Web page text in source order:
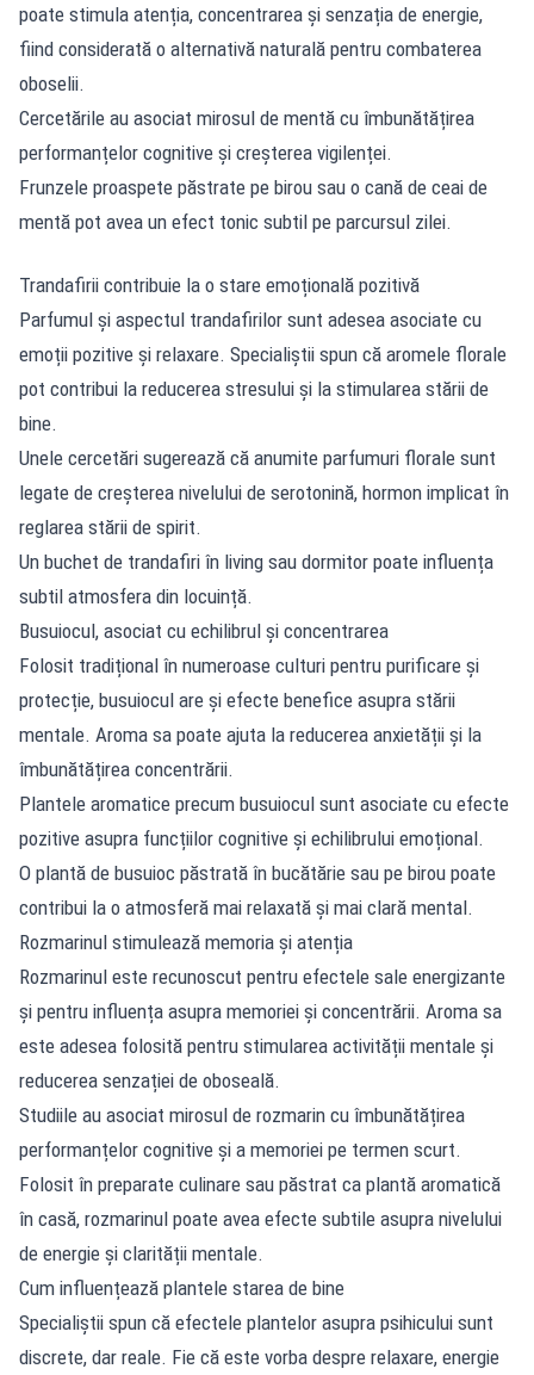
poate stimula atenția, concentrarea și senzația de energie,
fiind considerată o alternativă naturală pentru combaterea
oboselii.
Cercetările au asociat mirosul de mentă cu îmbunătățirea
performanțelor cognitive și creșterea vigilenței.
Frunzele proaspete păstrate pe birou sau o cană de ceai de
mentă pot avea un efect tonic subtil pe parcursul zilei.
Trandafirii contribuie la o stare emoțională pozitivă
Parfumul și aspectul trandafirilor sunt adesea asociate cu
emoții pozitive și relaxare. Specialiștii spun că aromele florale
pot contribui la reducerea stresului și la stimularea stării de
bine.
Unele cercetări sugerează că anumite parfumuri florale sunt
legate de creșterea nivelului de serotonină, hormon implicat în
reglarea stării de spirit.
Un buchet de trandafiri în living sau dormitor poate influența
subtil atmosfera din locuință.
Busuiocul, asociat cu echilibrul și concentrarea
Folosit tradițional în numeroase culturi pentru purificare și
protecție, busuiocul are și efecte benefice asupra stării
mentale. Aroma sa poate ajuta la reducerea anxietății și la
îmbunătățirea concentrării.
Plantele aromatice precum busuiocul sunt asociate cu efecte
pozitive asupra funcțiilor cognitive și echilibrului emoțional.
O plantă de busuioc păstrată în bucătărie sau pe birou poate
contribui la o atmosferă mai relaxată și mai clară mental.
Rozmarinul stimulează memoria și atenția
Rozmarinul este recunoscut pentru efectele sale energizante
și pentru influența asupra memoriei și concentrării. Aroma sa
este adesea folosită pentru stimularea activității mentale și
reducerea senzației de oboseală.
Studiile au asociat mirosul de rozmarin cu îmbunătățirea
performanțelor cognitive și a memoriei pe termen scurt.
Folosit în preparate culinare sau păstrat ca plantă aromatică
în casă, rozmarinul poate avea efecte subtile asupra nivelului
de energie și clarității mentale.
Cum influențează plantele starea de bine
Specialiștii spun că efectele plantelor asupra psihicului sunt
discrete, dar reale. Fie că este vorba despre relaxare, energie